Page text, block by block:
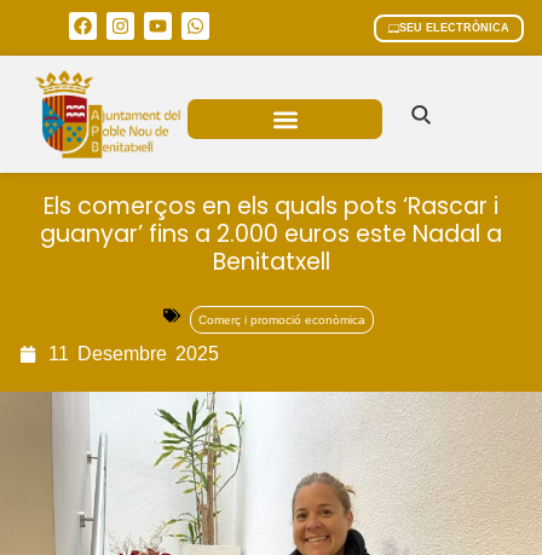
SEU ELECTRÒNICA
Els comerços en els quals pots ‘Rascar i
guanyar’ fins a 2.000 euros este Nadal a
Benitatxell
Comerç i promoció econòmica
11 Desembre 2025